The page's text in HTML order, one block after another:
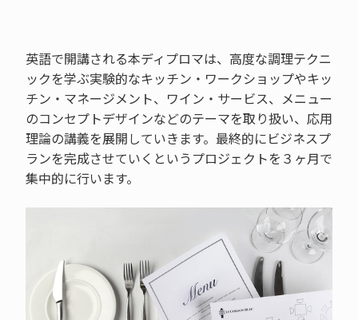
英語で開講される本ディプロマは、高度な調理テクニ
ックを学ぶ実験的なキッチン・ワークショップやキッ
チン・マネージメント、ワイン・サービス、メニュー
のコンセプトデザインなどのテーマを取り扱い、応用
理論の講義を展開していきます。最終的にビジネスプ
ランを完成させていくというプロジェクトを３ヶ月で
集中的に行います。